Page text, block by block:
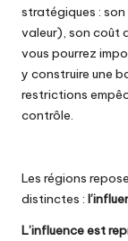
stratégiques :
valeur), son coût
vous pourrez
y construire une
restrictions
contrôle.
Les régions
distinctes :
L’influence est